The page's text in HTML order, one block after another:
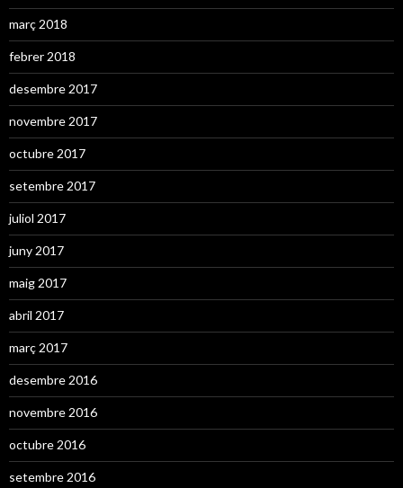
març 2018
febrer 2018
desembre 2017
novembre 2017
octubre 2017
setembre 2017
juliol 2017
juny 2017
maig 2017
abril 2017
març 2017
desembre 2016
novembre 2016
octubre 2016
setembre 2016